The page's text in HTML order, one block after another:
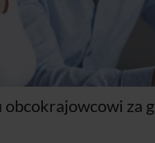
obcokrajowcowi za